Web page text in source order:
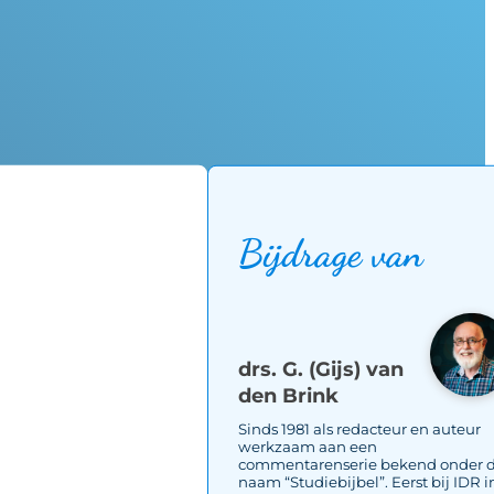
Bijdrage van
drs. G. (Gijs) van
den Brink
Sinds 1981 als redacteur en auteur
werkzaam aan een
commentarenserie bekend onder
naam “Studiebijbel”. Eerst bij IDR